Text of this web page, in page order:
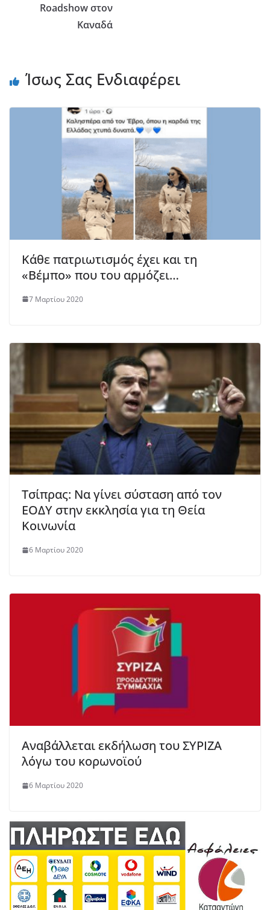
Roadshow στον
Καναδά
Ίσως Σας Ενδιαφέρει
Κάθε πατριωτισμός έχει και τη
«Βέμπο» που του αρμόζει…
7 Μαρτίου 2020
Τσίπρας: Να γίνει σύσταση από τον
ΕΟΔΥ στην εκκλησία για τη Θεία
Κοινωνία
6 Μαρτίου 2020
Αναβάλλεται εκδήλωση του ΣΥΡΙΖΑ
λόγω του κορωνοϊού
6 Μαρτίου 2020